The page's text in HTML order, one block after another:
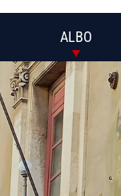
ALBO